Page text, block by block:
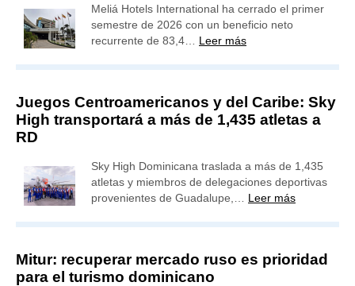
Meliá Hotels International ha cerrado el primer
semestre de 2026 con un beneficio neto
recurrente de 83,4… Leer más
Juegos Centroamericanos y del Caribe: Sky
High transportará a más de 1,435 atletas a
RD
Sky High Dominicana traslada a más de 1,435
atletas y miembros de delegaciones deportivas
provenientes de Guadalupe,… Leer más
Mitur: recuperar mercado ruso es prioridad
para el turismo dominicano